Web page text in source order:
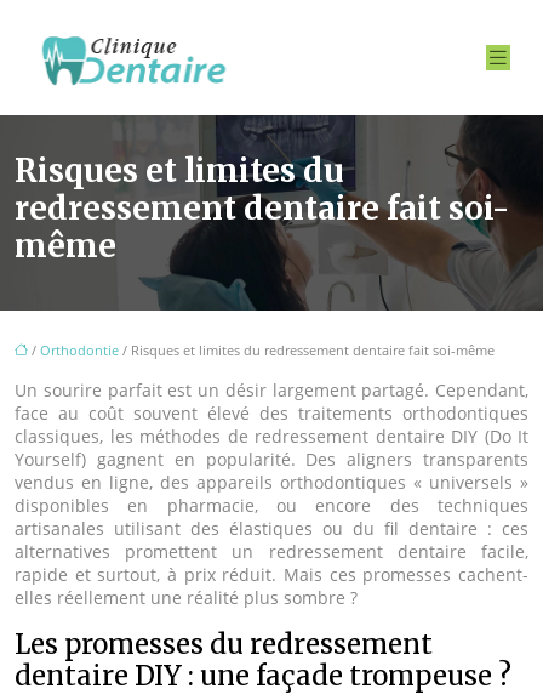
Risques et limites du
redressement dentaire fait soi-
même
/ Orthodontie / Risques et limites du redressement dentaire fait soi-même
Un sourire parfait est un désir largement partagé. Cependant,
face au coût souvent élevé des traitements orthodontiques
classiques, les méthodes de redressement dentaire DIY (Do It
Yourself) gagnent en popularité. Des aligners transparents
vendus en ligne, des appareils orthodontiques « universels »
disponibles en pharmacie, ou encore des techniques
artisanales utilisant des élastiques ou du fil dentaire : ces
alternatives promettent un redressement dentaire facile,
rapide et surtout, à prix réduit. Mais ces promesses cachent-
elles réellement une réalité plus sombre ?
Les promesses du redressement
dentaire DIY : une façade trompeuse ?